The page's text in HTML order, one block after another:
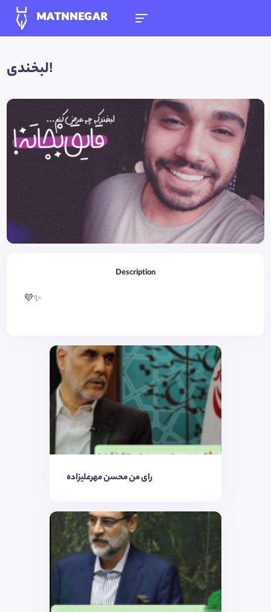
MATNNEGAR
لبخندی!
Description
💜✨
رای من محسن مهرعلیزاده